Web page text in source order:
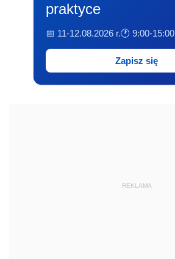
praktyce
📅 11-12.08.2026 r.🕐 9:00-15:00
Zapisz się
REKLAMA